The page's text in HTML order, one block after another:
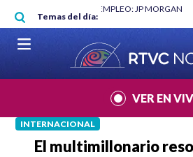
Pasar al contenido principal
Temas del día:
EMPLEO: JP MORGAN |
|
VER EN
INTERNACIONAL
El multimillonario